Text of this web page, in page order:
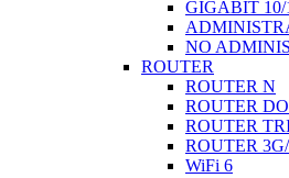
GIGABIT 10/
NO
ROUTER
ROUTER N
ROUTER
ROUTER
ROUTER
WiFi 6